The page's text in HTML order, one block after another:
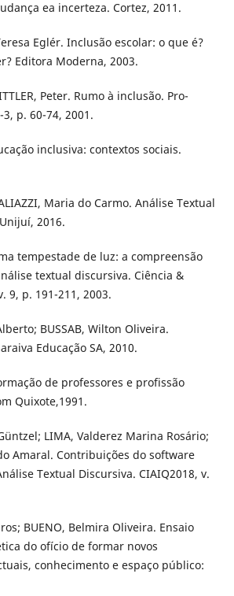
ea incerteza. Cortez, 2011.
Eglér. Inclusão escolar: o que é?
Editora Moderna, 2003.
Peter. Rumo à inclusão. Pro-
p. 60-74, 2001.
inclusiva: contextos sociais.
Maria do Carmo. Análise Textual
2016.
tempestade de luz: a compreensão
textual discursiva. Ciência &
9, p. 191-211, 2003.
BUSSAB, Wilton Oliveira.
Educação SA, 2010.
de professores e profissão
Quixote,1991.
LIMA, Valderez Marina Rosário;
Amaral. Contribuições do software
Textual Discursiva. CIAIQ2018, v.
BUENO, Belmira Oliveira. Ensaio
do ofício de formar novos
conhecimento e espaço público: